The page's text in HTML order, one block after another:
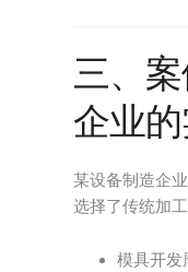
三、
企业
某设备制造企
选择了传统加
模具开发